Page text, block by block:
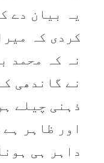
یہ بیان دے
کردی کہ
نہ کہ محمد
نے گاندھی
ذہنی چیلے
اور ظاہر
داہر ہی